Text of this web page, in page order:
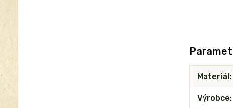
Materiál
Výrobce